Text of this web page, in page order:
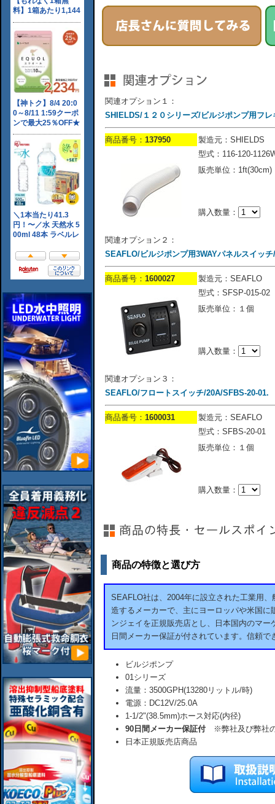
関連オプション１：
SHIELDS/１２０シリーズ/ビルジポンプ用フ
商品番号： 137950
製造元：SHIELDS
型式：116-120-
販売単位：1ft(30cm)
購入数量：
関連オプション２：
SEAFLO/ビルジポンプ用3WAYパネルスイッ
商品番号： 1600027
製造元：SEAFLO
型式：SFSP-015-02
販売単位：１個
購入数量：
関連オプション３：
SEAFLO/フロートスイッチ/20A/SFBS-20-01.
商品番号： 1600031
製造元：SEAFLO
型式：SFBS-20-01
販売単位：１個
購入数量：
商品の特徴と選び方
SEAFLO社は、2004年に設立された工業用
造するメーカーで、主にヨーロッパや米国
ンジェイを正規販売店とし、日本国内のマ
日間メーカー保証が付されています。信頼で
ビルジポンプ
01シリーズ
流量：3500GPH(13280リットル/時)
電源：DC12V/25.0A
1-1/2"(38.5mm)ホース対応(内径)
90日間メーカー保証付※弊社及び弊社の
日本正規販売店商品